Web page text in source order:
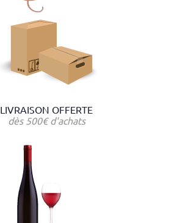
LIVRAISON OFFERTE
dès 500€ d'achats